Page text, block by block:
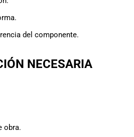
del componente.
NECESARIA
obra.